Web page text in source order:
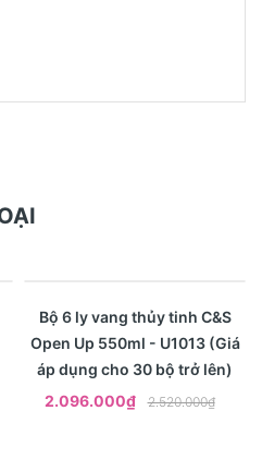
Xem nhanh
Bộ 6 ly vang thủy tinh C&S
Open Up 550ml - U1013 (Giá
áp dụng cho 30 bộ trở lên)
2.096.000₫
2.520.000₫